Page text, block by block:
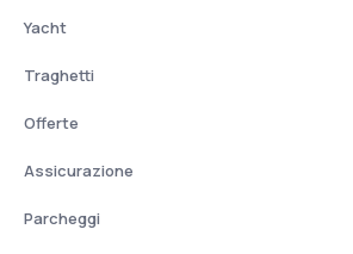
Yacht
Traghetti
Offerte
Assicurazione
Parcheggi